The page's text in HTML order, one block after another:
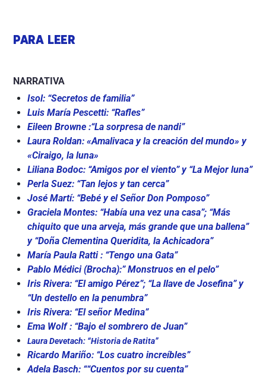
PARA LEER
NARRATIVA
Isol: “Secretos de familia”
Luis María Pescetti: “Rafles”
Eileen Browne :“La sorpresa de nandi”
Laura Roldan: «Amalivaca y la creación del mundo» y
«Ciraigo, la luna»
Liliana Bodoc: “Amigos por el viento” y “La Mejor luna”
Perla Suez: “Tan lejos y tan cerca”
José Martí: “Bebé y el Señor Don Pomposo”
Graciela Montes: “Había una vez una casa”; “Más
chiquito que una arveja, más grande que una ballena”
y “Doña Clementina Queridita, la Achicadora”
María Paula Ratti : “Tengo una Gata”
Pablo Médici (Brocha):” Monstruos en el pelo”
Iris Rivera: “El amigo Pérez”; “La llave de Josefina” y
“Un destello en la penumbra”
Iris Rivera: “El señor Medina”
Ema Wolf : “Bajo el sombrero de Juan”
Laura Devetach: “Historia de Ratita”
Ricardo Mariño: “Los cuatro increíbles”
Adela Basch: ““Cuentos por su cuenta”